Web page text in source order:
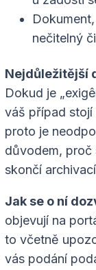
nečitelný
Nejdůležitější
Dokud je
váš případ stojí
proto je
důvodem, proč
skončí
Jak se o ní
objevují na
to včetně
vás podání